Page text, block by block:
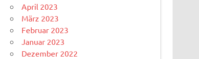
April 2023
März 2023
Februar 2023
Januar 2023
Dezember 2022